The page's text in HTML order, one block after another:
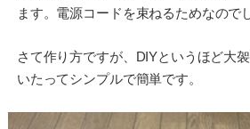
ます。電源コードを束ねるためなので
さて作り方ですが、DIYというほど大
いたってシンプルで簡単です。